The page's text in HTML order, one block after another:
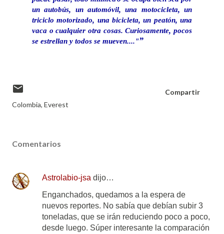
un autobús, un automóvil, una motocicleta, un
triciclo motorizado, una bicicleta, un peatón, una
vaca o cualquier otra cosas. Curiosamente, pocos
se estrellan y todos se mueven...."
Colombia Everest
Compartir
Comentarios
Astrolabio-jsa dijo…
Enganchados, quedamos a la espera de
nuevos reportes. No sabía que debían subir 3
toneladas, que se irán reduciendo poco a poco,
desde luego. Súper interesante la comparación